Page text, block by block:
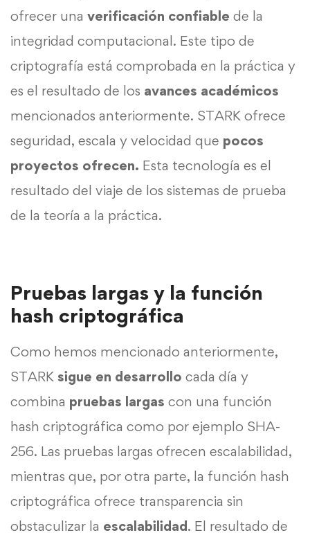
ofrecer una verificación confiable de la
integridad computacional. Este tipo de
criptografía está comprobada en la práctica y
es el resultado de los avances académicos
mencionados anteriormente. STARK ofrece
seguridad, escala y velocidad que pocos
proyectos ofrecen. Esta tecnología es el
resultado del viaje de los sistemas de prueba
de la teoría a la práctica.
Pruebas largas y la función
hash criptográfica
Como hemos mencionado anteriormente,
STARK sigue en desarrollo cada día y
combina pruebas largas con una función
hash criptográfica como por ejemplo SHA-
256. Las pruebas largas ofrecen escalabilidad,
mientras que, por otra parte, la función hash
criptográfica ofrece transparencia sin
obstaculizar la escalabilidad. El resultado de